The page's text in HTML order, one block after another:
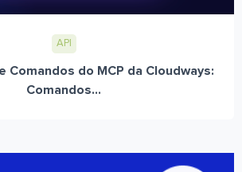
API
Comandos do MCP da Cloudways:
Comandos...